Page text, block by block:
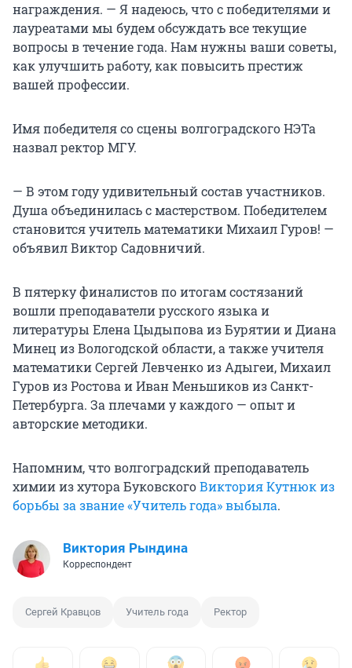
награждения. — Я надеюсь, что с победителями и
лауреатами мы будем обсуждать все текущие
вопросы в течение года. Нам нужны ваши советы,
как улучшить работу, как повысить престиж
вашей профессии.
Имя победителя со сцены волгоградского НЭТа
назвал ректор МГУ.
— В этом году удивительный состав участников.
Душа объединилась с мастерством. Победителем
становится учитель математики Михаил Гуров! —
объявил Виктор Садовничий.
В пятерку финалистов по итогам состязаний
вошли преподаватели русского языка и
литературы Елена Цыдыпова из Бурятии и Диана
Минец из Вологодской области, а также учителя
математики Сергей Левченко из Адыгеи, Михаил
Гуров из Ростова и Иван Меньшиков из Санкт-
Петербурга. За плечами у каждого — опыт и
авторские методики.
Напомним, что волгоградский преподаватель
химии из хутора БуковскогоВиктория Кутнюк из
борьбы за звание «Учитель года» выбыла.
Виктория Рындина
Корреспондент
Сергей Кравцов Учитель года Ректор